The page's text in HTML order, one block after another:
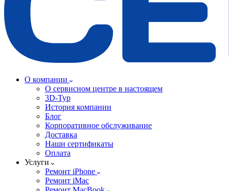
О компании
О сервисном центре в настоящем
3D-Тур
История компании
Блог
Корпоративное обслуживание
Доставка
Наши сертификаты
Оплата
Услуги
Ремонт iPhone
Ремонт iMac